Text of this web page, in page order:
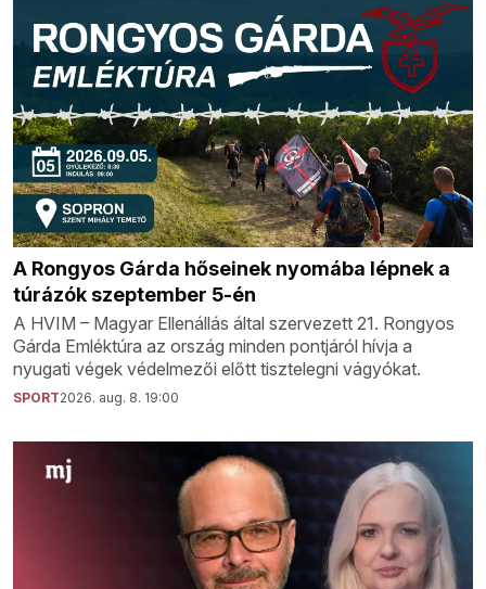
A Rongyos Gárda hőseinek nyomába lépnek a
túrázók szeptember 5-én
A HVIM – Magyar Ellenállás által szervezett 21. Rongyos
Gárda Emléktúra az ország minden pontjáról hívja a
nyugati végek védelmezői előtt tisztelegni vágyókat.
SPORT2026. aug. 8. 19:00